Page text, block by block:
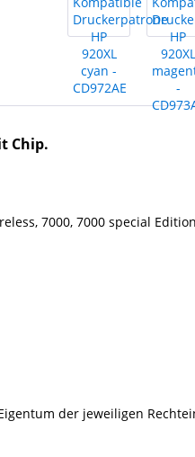
Chip.
7000, 7000 special
der jeweiligen